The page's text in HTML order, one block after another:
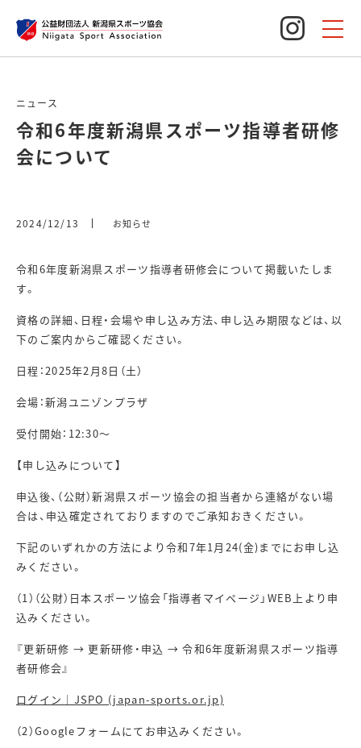
ニュース
令和6年度新潟県スポーツ指導者研修
会について
2024/12/13 お知らせ
令和6年度新潟県スポーツ指導者研修会について掲載いたしま
す。
資格の詳細、 日程・会場や申し込み方法、申し込み期限などは、以
下のご案内からご確認ください。
日程：2025年2月8日（土）
会場：新潟ユニゾンプラザ
受付開始：12:30～
【申し込みについて】
申込後、（公財）新潟県スポーツ協会の担当者から連絡がない場
合は、申込確定されておりますのでご承知おきください。
下記のいずれかの方法により令和7年1月24(金)までにお申し込
みください。
（1）（公財）日本スポーツ協会「指導者マイページ」 WEB 上より申
込みください。
『更新研修 → 更新研修・申込 → 令和6年度新潟県スポーツ指導
者研修会』
ログイン｜JSPO (japan-sports.or.jp)
（2）Googleフォームにてお申込みください。